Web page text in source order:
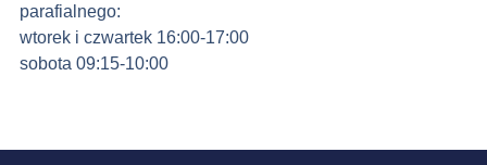
parafialnego:
wtorek i czwartek 16:00-17:00
sobota 09:15-10:00